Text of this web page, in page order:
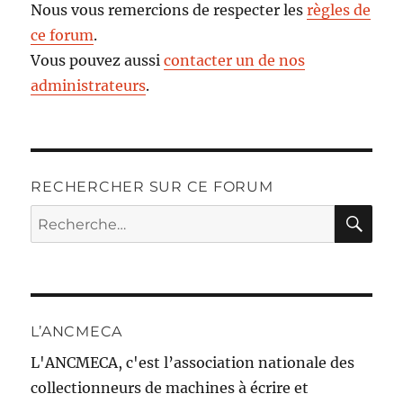
Nous vous remercions de respecter lesrègles de
ce forum.
Vous pouvez aussicontacter un de nos
administrateurs.
RECHERCHER SUR CE FORUM
Recherche
pour :
L’ANCMECA
L'ANCMECA, c'est l’association nationale des
collectionneurs de machines à écrire et